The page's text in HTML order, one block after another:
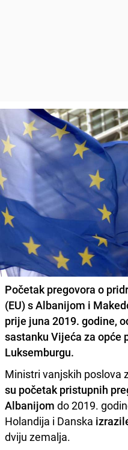
Početak pregovora o
(EU) s Albanijom i
prije juna 2019. godine,
sastanku Vijeća za opće
Luksemburgu.
Ministri vanjskih poslova
su početak pristupnih
Albanijom do 2019.
Holandija i Danska
dviju zemalja.